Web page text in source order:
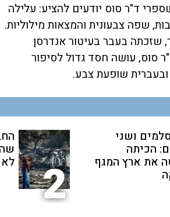
ד"ר סוס יודעים להציע: עלילה
שפה צבעונית והמצאות מילוליות.
שזכתה בעבר בעיטור אנדרסן
סוס, עושה חסד גדול לסיפור
שופעת צבע.
ושני
הכיתה
את ארץ המגף 2